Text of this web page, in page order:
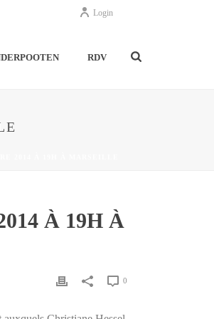
Login
RDV
À 19H À
0